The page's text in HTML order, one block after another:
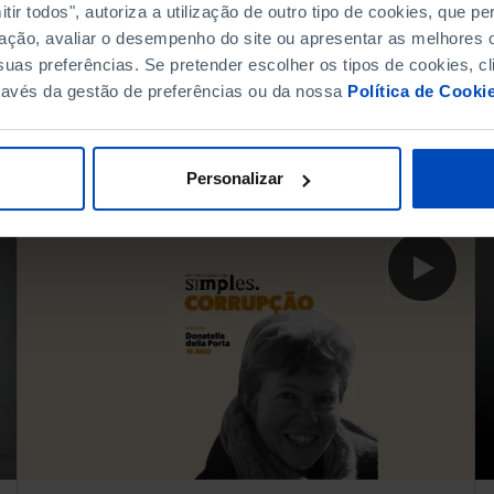
todos", autoriza a utilização de outro tipo de cookies, que
avaliar o desempenho do site ou apresentar as melhores
preferências. Se pretender escolher os tipos de cookies,
da gestão de preferências ou da nossa Política de
Personalizar
O que tem feito a justiça
pela Democracia em